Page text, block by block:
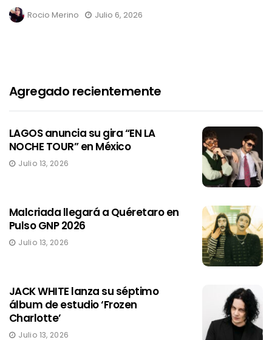
Rocio Merino Julio 6, 2026
Agregado recientemente
LAGOS anuncia su gira “EN LA
NOCHE TOUR” en México
Julio 13, 2026
Malcriada llegará a Quéretaro en
Pulso GNP 2026
Julio 13, 2026
JACK WHITE lanza su séptimo
álbum de estudio ‘Frozen
Charlotte’
Julio 13, 2026